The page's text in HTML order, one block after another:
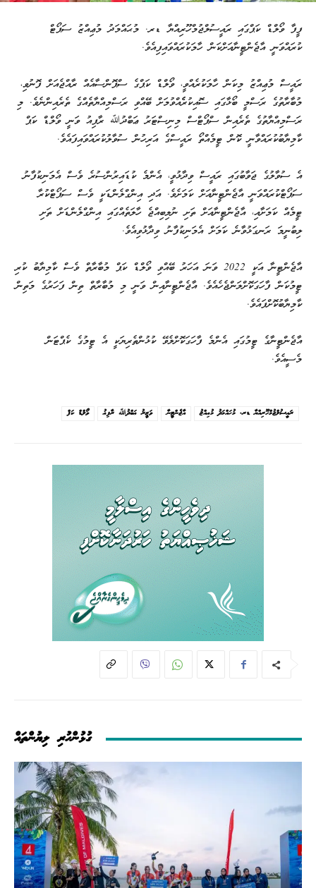
ފީފާ ވޯލްޑް ކަޕްގައި ރައީސުލްޖުމްހޫރިއްޔާ ޑރ. މުޙައްމަދު މުޢިއްޒު ސަޕޯޓް
ކުރައްވަނީ އާޖެންޓީނާއަށްކަން ހާމަކުރައްވައިފިއެވެ.
ރައީސް މުޢިއްޒު މިކަން ހާމަކުރެއްވީ، ވޯލްޑް ކަޕްގެ ސްޕޮންސާއެއް ރާއްޖެއަށް ފޮނުވި،
މުބާރާތުގެ ރަސްމީ ބޯޅާގައި ސޮއިކުރެެއްވުމަށް ބޭއްވި ރަސްމިއްޔާތެއްގެ ތެރެއިންނެވެ. މި
ރަސްމިއްޔާތުގެ ތެރެއިން ސްޕޯޓްސް މިނިސްޓަރު ޢަބްދުﷲ ރާފިއު ވަނީ ވޯލްޑް ކަޕް
ކާމިޔާބުކުރައްވާނީ ކޮން ޓީމެއްތޯ ރައީސްގެ އަރިހުން ސުވާލުކުރައްވައިފައެވެ.
އެ ސުވާލުގެ ޖަވާބުގައި ރައީސް ވިދާޅުވީ، އެންމެ ކުޑައިރުންސުރެ ވެސް އެމަނިކުފާނު
ސަޕޯޓްކުރައްވަނީ އާޖެންޓީނާއަށް ކަމަށެވެ. އަދި އިންގްލެންޑަކީ ވެސް ސަޕޯޓްކުރާ
ޓީމެއް ކަމަށާއި، އާޖެންޓީނާއަށް ތަށި ނުލިބިއްޖެ ހާލަތެއްގައި އިންގްލެންޑަށް ތަށި
ލިބުނީމަ ރަނގަޅުވާނެ ކަމަށް އެމަނިކުފާނު ވިދާޅުވިއެވެ.
އާޖެންޓީނާ އަކީ 2022 ވަނަ އަހަރު ބޭއްވި ވޯލްޑް ކަޕް މުބާރާތް ވެސް ކާމިޔާބު ކުރި
ޓީމުކަން ފާހަގަކޮށްލަންޖެހެއެވެ. އާޖެންޓީނާއިން ވަނީ މި މުބާރާތް ތިން ފަހަރުގެ މަތިން
ކާމިޔާބުކޮށްފައެވެ.
އާޖެންޓީނާގެ ޓީމުގައި އެންމެ ފާހަގަކޮށްލެވޭ ކުޅުންތެރިޔަކީ އެ ޓީމުގެ ކެޕްޓަން
މެސީއެވެ.
ރައީސުލްޖުމްހޫރިއްޔާ ޑރ. މުޙައްމަދު މުޢިއްޒު އާޖެންޓީނާ ވަޒީރު ޢަބްދުﷲ ރާފިޢު ވޯލްޑް ކަޕް
ގުޅުންހުރި ލިޔުންތައް